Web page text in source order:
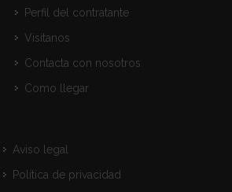
Perfil del contratante
Visitanos
Contacta con nosotros
Como llegar
Aviso legal
Política de privacidad